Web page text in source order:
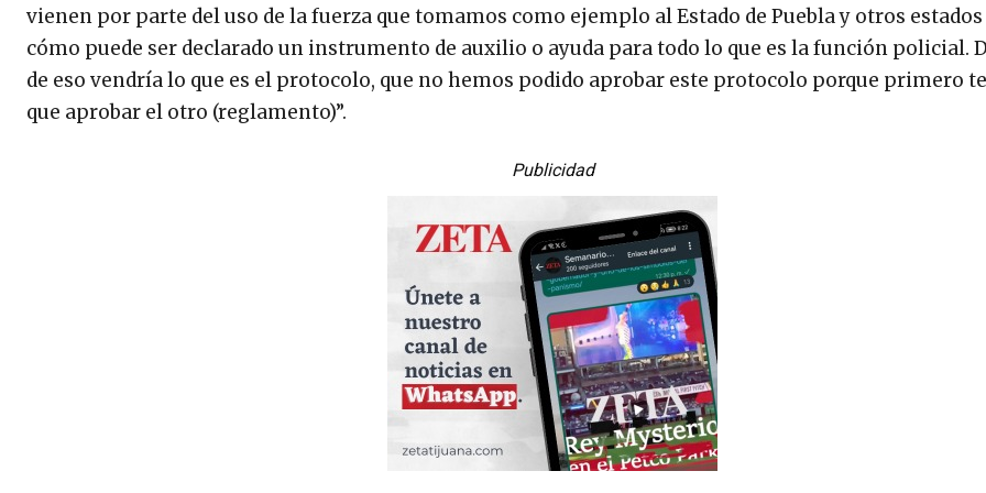
vienen por parte del uso de la fuerza que tomamos como ejemplo al Estado de Puebla y otros estados
cómo puede ser declarado un instrumento de auxilio o ayuda para todo lo que es la función policial.
de eso vendría lo que es el protocolo, que no hemos podido aprobar este protocolo porque primero
que aprobar el otro (reglamento)”.
Publicidad